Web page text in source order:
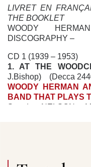
LIVRET EN
THE BOOKLET
WOODY
DISCOGRAPHY –
CD 1 (1939 – 1953)
1. AT THE
J.Bishop) (Decca
WOODY HERMAN
BAND THAT PLAYS
Walter YODER (b) ;